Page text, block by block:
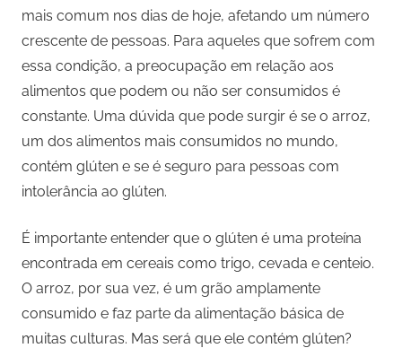
mais comum nos dias de hoje, afetando um número
crescente de pessoas. Para aqueles que sofrem com
essa condição, a preocupação em relação aos
alimentos que podem ou não ser consumidos é
constante. Uma dúvida que pode surgir é se o arroz,
um dos alimentos mais consumidos no mundo,
contém glúten e se é seguro para pessoas com
intolerância ao glúten.
É importante entender que o glúten é uma proteína
encontrada em cereais como trigo, cevada e centeio.
O arroz, por sua vez, é um grão amplamente
consumido e faz parte da alimentação básica de
muitas culturas. Mas será que ele contém glúten?